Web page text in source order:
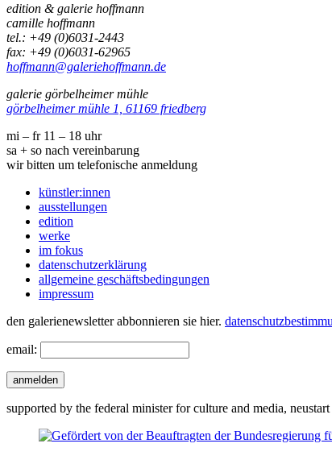
edition & galerie hoffmann
camille hoffmann
tel.: +49 (0)6031-2443
fax: +49 (0)6031-62965
hoffmann@galeriehoffmann.de
galerie görbelheimer mühle
görbelheimer mühle 1, 61169 friedberg
mi – fr 11 – 18 uhr
sa + so nach vereinbarung
wir bitten um telefonische anmeldung
künstler:innen
ausstellungen
edition
werke
im fokus
datenschutzerklärung
allgemeine geschäftsbedingungen
impressum
den galerienewsletter abbonnieren sie hier.
email:
anmelden
supported by the federal minister for culture and media,